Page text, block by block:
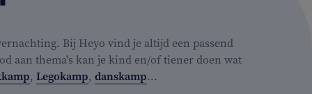
Bij Heyo vind je altijd een passend
aan thema's kan je kind en/of tiener doen wat
, Legokamp, danskamp...